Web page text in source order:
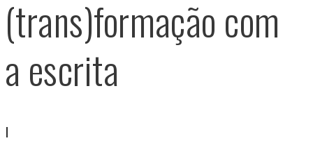
(trans)formação com
a escrita